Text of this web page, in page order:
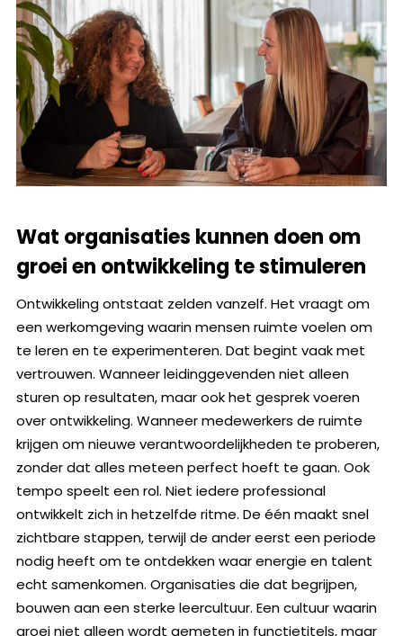
Wat organisaties kunnen doen om
groei en ontwikkeling te stimuleren
Ontwikkeling ontstaat zelden vanzelf. Het vraagt om
een werkomgeving waarin mensen ruimte voelen om
te leren en te experimenteren. Dat begint vaak met
vertrouwen. Wanneer leidinggevenden niet alleen
sturen op resultaten, maar ook het gesprek voeren
over ontwikkeling. Wanneer medewerkers de ruimte
krijgen om nieuwe verantwoordelijkheden te proberen,
zonder dat alles meteen perfect hoeft te gaan. Ook
tempo speelt een rol. Niet iedere professional
ontwikkelt zich in hetzelfde ritme. De één maakt snel
zichtbare stappen, terwijl de ander eerst een periode
nodig heeft om te ontdekken waar energie en talent
echt samenkomen. Organisaties die dat begrijpen,
bouwen aan een sterke leercultuur. Een cultuur waarin
groei niet alleen wordt gemeten in functietitels, maar